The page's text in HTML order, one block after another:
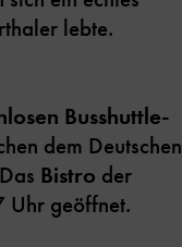
lebte.
Busshuttle-
dem Deutschen
Bistro der
Uhr geöffnet.